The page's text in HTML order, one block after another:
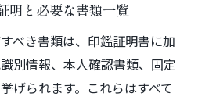
明と必要な書類一覧
べき書類は、印鑑証明書に加
別情報、本人確認書類、固定
げられます。これらはすべて